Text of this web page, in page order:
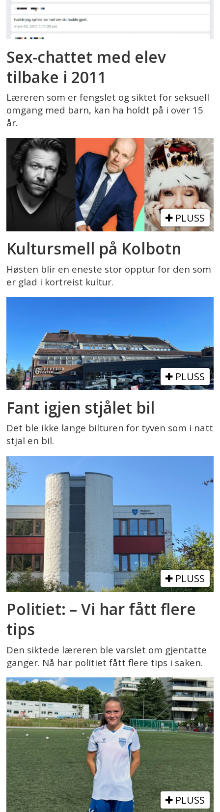
Sex-chattet med elev
tilbake i 2011
Læreren som er fengslet og siktet for seksuell
omgang med barn, kan ha holdt på i over 15
år.
PLUSS
Kultursmell på Kolbotn
Høsten blir en eneste stor opptur for den som
er glad i kortreist kultur.
PLUSS
Fant igjen stjålet bil
Det ble ikke lange bilturen for tyven som i natt
stjal en bil.
PLUSS
Politiet: – Vi har fått flere
tips
Den siktede læreren ble varslet om gjentatte
ganger. Nå har politiet fått flere tips i saken.
PLUSS